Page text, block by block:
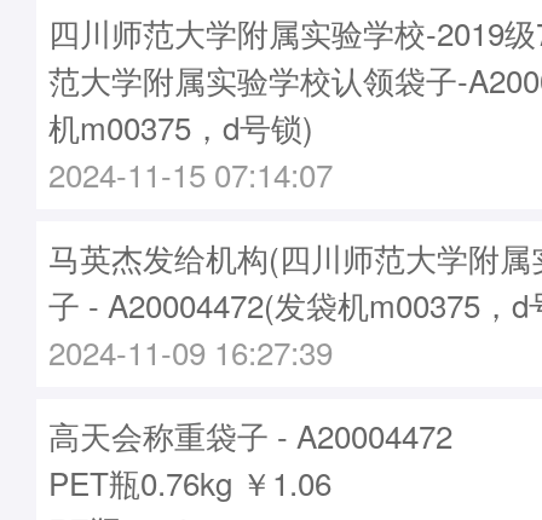
四川师范大学附属实验学校-2019
范大学附属实验学校认领袋子-
机m00375，d号锁)
2024-11-15 07:14:07
马英杰发给机构(四川师范大学附
子 - A20004472(发袋机m00375，d
2024-11-09 16:27:39
高天会称重袋子 - A20004472
PET瓶0.76kg ￥1.06